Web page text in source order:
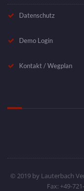
Datenschutz
Demo Login
Kontakt / Wegplan
© 2019 by Lauterbach
Fax: +49-